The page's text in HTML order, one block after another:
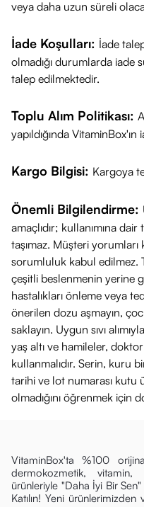
veya daha uzun süreli
İade Koşulları: İade
olmadığı durumlarda iade
talep edilmektedir.
Toplu Alım Politikası:
yapıldığında
Kargo Bilgisi: Kargoya
Önemli Bilgilendirme:
amaçlıdır; kullanımına
taşımaz. Müşteri
sorumluluk kabul edilmez.
çeşitli beslenmenin yerine
hastalıkları önleme veya
önerilen dozu aşmayın,
saklayın. Uygun sıvı
yaş altı ve hamileler,
kullanmalıdır. Serin, kuru
tarihi ve lot numarası kutu
olmadığını öğrenmek için
VitaminBox'ta %100
dermokozmetik,
ürünleriyle "Daha İyi Bir
Katılın! Yeni